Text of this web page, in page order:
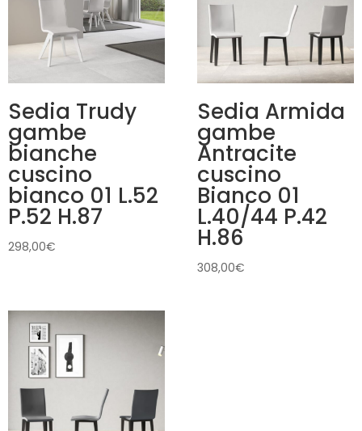
Sedia Trudy
gambe
bianche
cuscino
bianco 01 L.52
P.52 H.87
298,00€
Sedia Armida
gambe
Antracite
cuscino
Bianco 01
L.40/44 P.42
H.86
308,00€